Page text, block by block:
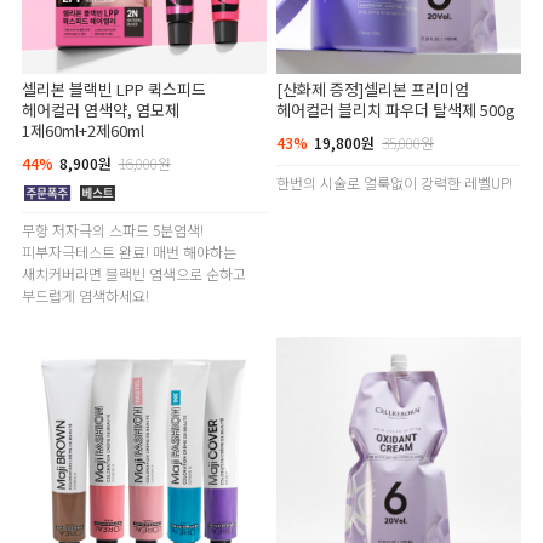
셀리본 블랙빈 LPP 퀵스피드
헤어컬러 염색약, 염모제
1제60ml+2제60ml
44% 8,900원 16,000원
무향 저자극의 스파드 5분염색!
피부자극테스트 완료! 매번 해야하는
새치커버라면 블랙빈 염색으로 순하고
부드럽게 염색하세요!
[산화제 증정]셀리본 프리미엄
헤어컬러 블리치 파우더 탈색제 500g
43% 19,800원 35,000원
한번의 시술로 얼룩없이 강력한 레벨UP!